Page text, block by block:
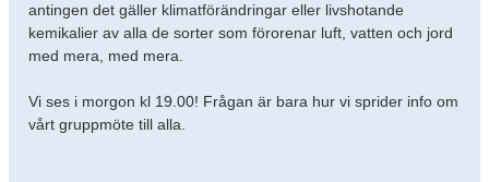
antingen det gäller klimatförändringar eller livshotande
kemikalier av alla de sorter som förorenar luft, vatten och jord
med mera, med mera.
Vi ses i morgon kl 19.00! Frågan är bara hur vi sprider info om
vårt gruppmöte till alla.